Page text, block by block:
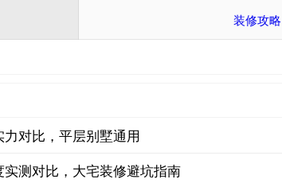
装修攻略
对比，平层别墅通用
测对比，大宅装修避坑指南